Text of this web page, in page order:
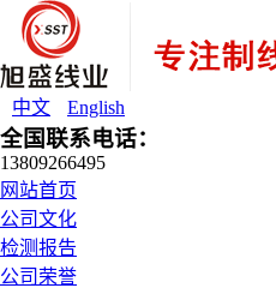
中文 English
全国联系电话：
13809266495
网站首页
公司文化
检测报告
公司荣誉